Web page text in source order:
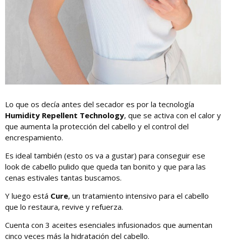
Lo que os decía antes del secador es por la tecnología
Humidity Repellent Technology, que se activa con el calor y
que aumenta la protección del cabello y el control del
encrespamiento.
Es ideal también (esto os va a gustar) para conseguir ese
look de cabello pulido que queda tan bonito y que para las
cenas estivales tantas buscamos.
Y luego está Cure, un tratamiento intensivo para el cabello
que lo restaura, revive y refuerza.
Cuenta con 3 aceites esenciales infusionados que aumentan
cinco veces más la hidratación del cabello.